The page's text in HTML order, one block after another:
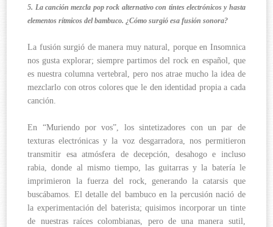
5. La canción mezcla pop rock alternativo con tintes electrónicos y hasta
elementos rítmicos del bambuco. ¿Cómo surgió esa fusión sonora?
La fusión surgió de manera muy natural, porque en Insomnica
nos gusta explorar; siempre partimos del rock en español, que
es nuestra columna vertebral, pero nos atrae mucho la idea de
mezclarlo con otros colores que le den identidad propia a cada
canción.
En “Muriendo por vos”, los sintetizadores con un par de
texturas electrónicas y la voz desgarradora, nos permitieron
transmitir esa atmósfera de decepción, desahogo e incluso
rabia, donde al mismo tiempo, las guitarras y la batería le
imprimieron la fuerza del rock, generando la catarsis que
buscábamos. El detalle del bambuco en la percusión nació de
la experimentación del baterista; quisimos incorporar un tinte
de nuestras raíces colombianas, pero de una manera sutil,